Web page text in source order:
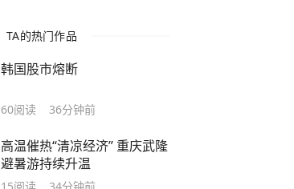
TA的热门作品
韩国股市熔断
60阅读 36分钟前
高温催热“清凉经济” 重庆武隆
避暑游持续升温